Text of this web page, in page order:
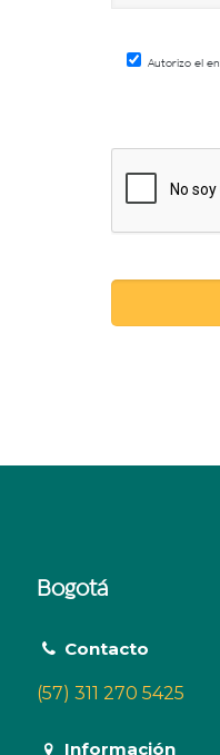
Autorizo el
Bogotá
Contacto
(57) 311 270 5425
Información